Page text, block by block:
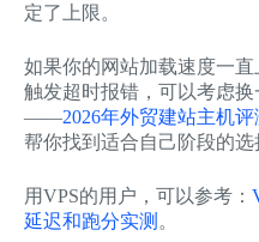
定了上限。
如果你的网站加载速度一
触发超时报错，可以考虑
——2026年外贸建站主机
帮你找到适合自己阶段的选
用VPS的用户，可以参考：
延迟和跑分实测 。